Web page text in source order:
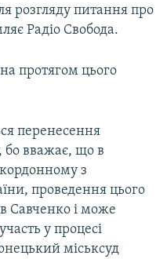
розгляду питання про
Радіо Свобода.
протягом цього
перенесення
бо вважає, що в
з
проведення цього
Савченко і може
у процесі
міськсуд